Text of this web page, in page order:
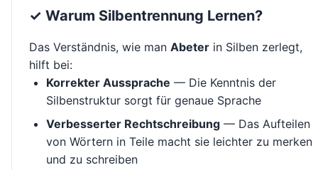
✓ Warum Silbentrennung Lernen?
Das Verständnis, wie man Abeter in Silben zerlegt,
hilft bei:
Korrekter Aussprache — Die Kenntnis der
Silbenstruktur sorgt für genaue Sprache
Verbesserter Rechtschreibung — Das Aufteilen
von Wörtern in Teile macht sie leichter zu merken
und zu schreiben